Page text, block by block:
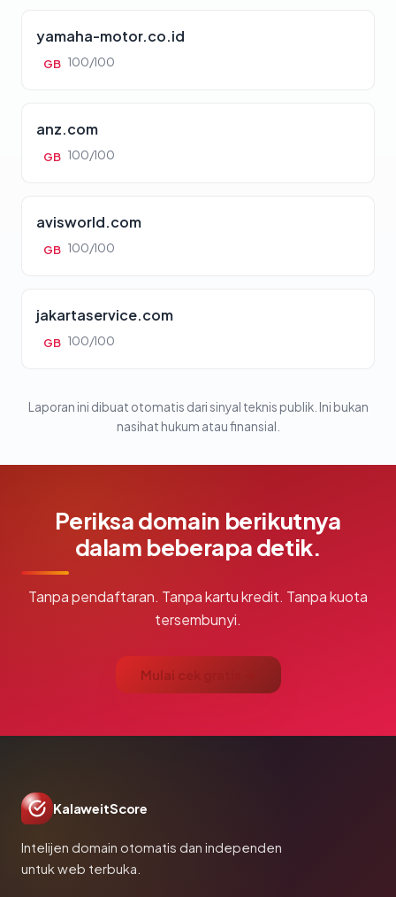
yamaha-motor.co.id
GB 100/100
anz.com
GB 100/100
avisworld.com
GB 100/100
jakartaservice.com
GB 100/100
Laporan ini dibuat otomatis dari sinyal teknis publik. Ini bukan
nasihat hukum atau finansial.
Periksa domain berikutnya
dalam beberapa detik.
Tanpa pendaftaran. Tanpa kartu kredit. Tanpa kuota
tersembunyi.
Mulai cek gratis →
KalaweitScore
Intelijen domain otomatis dan independen
untuk web terbuka.